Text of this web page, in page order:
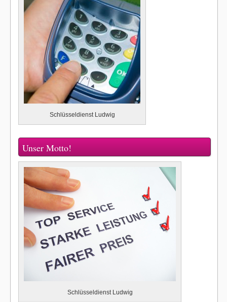
Schlüsseldienst Ludwig
Unser Motto!
Schlüsseldienst Ludwig